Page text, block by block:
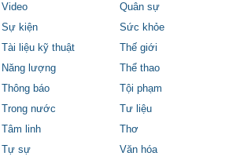
Video
Quân sự
Sự kiện
Sức khỏe
Tài liệu kỹ thuật
Thế giới
Năng lượng
Thể thao
Thông báo
Tội phạm
Trong nước
Tư liệu
Tâm linh
Thơ
Tự sự
Văn hóa